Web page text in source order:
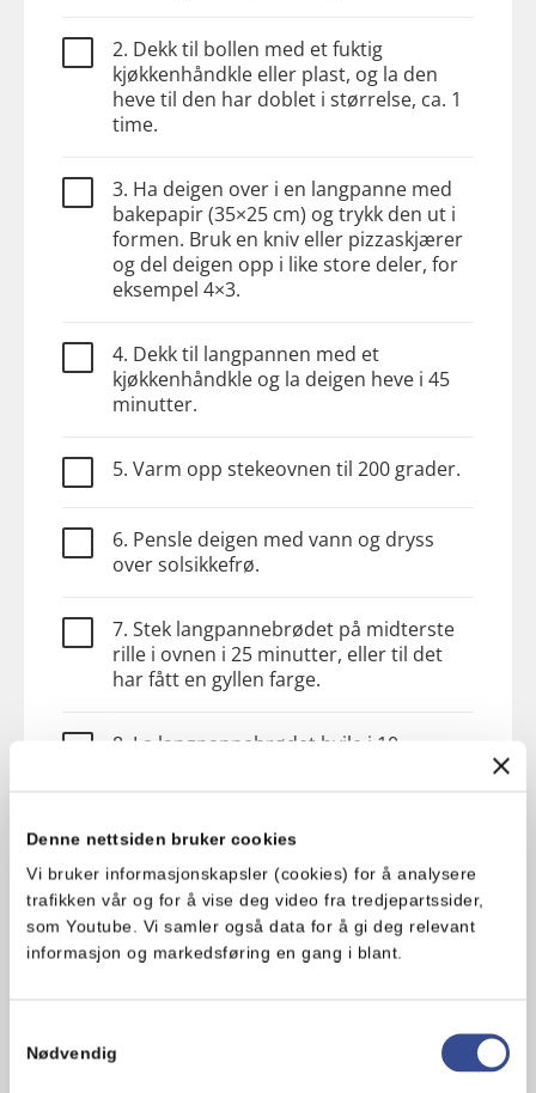
Denne nettsiden bruker cookies
Vi bruker informasjonskapsler (cookies) for å analysere
trafikken vår og for å vise deg video fra tredjepartssider,
som Youtube. Vi samler også data for å gi deg relevant
informasjon og markedsføring en gang i blant.
Nødvendig
2. Dekk til bollen med et fuktig
kjøkkenhåndkle eller plast, og la den
heve til den har doblet i størrelse, ca. 1
time.
3. Ha deigen over i en langpanne med
bakepapir (35×25 cm) og trykk den ut i
formen. Bruk en kniv eller pizzaskjærer
og del deigen opp i like store deler, for
eksempel 4×3.
4. Dekk til langpannen med et
kjøkkenhåndkle og la deigen heve i 45
minutter.
5. Varm opp stekeovnen til 200 grader.
6. Pensle deigen med vann og dryss
over solsikkefrø.
7. Stek langpannebrødet på midterste
rille i ovnen i 25 minutter, eller til det
har fått en gyllen farge.
8. La langpannebrødet hvile i 10
Hva synes du om oppskriften?